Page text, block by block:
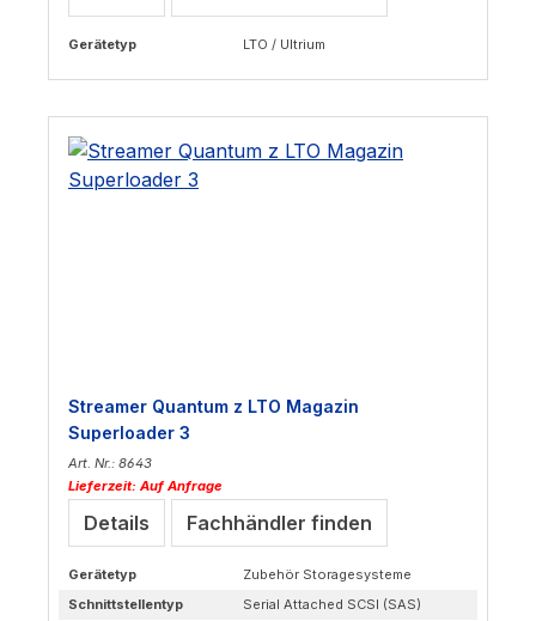
Gerätetyp LTO / Ultrium
Streamer Quantum z LTO Magazin
Superloader 3
Art. Nr.: 8643
Lieferzeit: Auf Anfrage
Details Fachhändler finden
Gerätetyp
Zubehör Storagesysteme
Schnittstellentyp
Serial Attached SCSI (SAS)